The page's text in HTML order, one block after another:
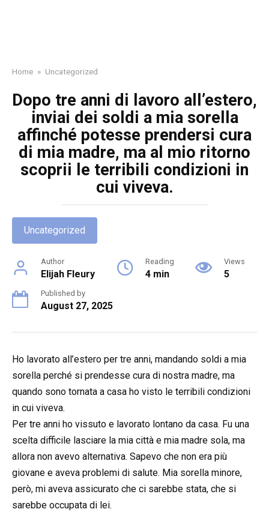
Home » Uncategorized
Dopo tre anni di lavoro all’estero,
inviai dei soldi a mia sorella
affinché potesse prendersi cura
di mia madre, ma al mio ritorno
scoprii le terribili condizioni in
cui viveva.
Uncategorized
Author
Elijah Fleury
Reading
4 min
Views
5
Published by
August 27, 2025
Ho lavorato all’estero per tre anni, mandando soldi a mia
sorella perché si prendesse cura di nostra madre, ma
quando sono tornata a casa ho visto le terribili condizioni
in cui viveva.
Per tre anni ho vissuto e lavorato lontano da casa. Fu una
scelta difficile lasciare la mia città e mia madre sola, ma
allora non avevo alternativa. Sapevo che non era più
giovane e aveva problemi di salute. Mia sorella minore,
però, mi aveva assicurato che ci sarebbe stata, che si
sarebbe occupata di lei.